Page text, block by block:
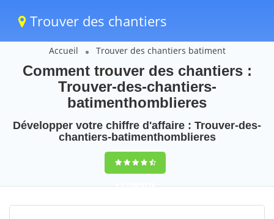
Trouver des chantiers
Accueil Trouver des chantiers batiment
Comment trouver des chantiers :
Trouver-des-chantiers-
batimenthomblieres
Développer votre chiffre d'affaire : Trouver-des-
chantiers-batimenthomblieres
9,5(100%)70
votes